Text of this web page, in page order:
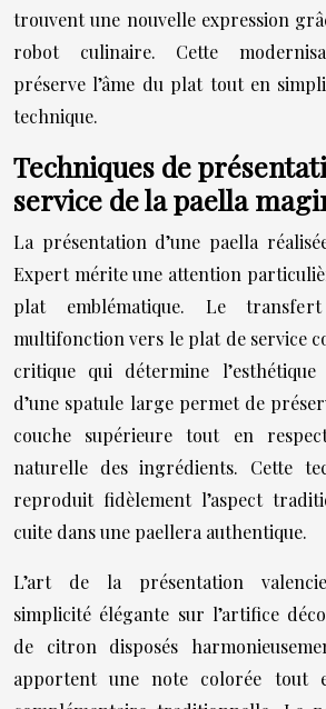
trouvent une nouvelle expression
robot culinaire. Cette
préserve l’âme du plat tout en
technique.
Techniques de
service de la paella
La présentation d’une paella
Expert mérite une attention
plat emblématique. Le
multifonction vers le plat de service
critique qui détermine l’esthétique
d’une spatule large permet de
couche supérieure tout en
naturelle des ingrédients. Cette
reproduit fidèlement l’aspect
cuite dans une paellera authentique.
L’art de la présentation
simplicité élégante sur l’artifice
de citron disposés
apportent une note colorée tout